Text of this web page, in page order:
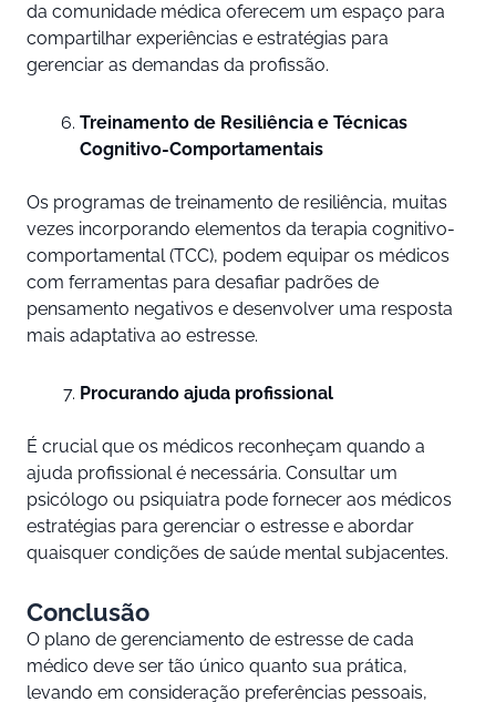
da comunidade médica oferecem um espaço para
compartilhar experiências e estratégias para
gerenciar as demandas da profissão.
Treinamento de Resiliência e Técnicas
Cognitivo-Comportamentais
Os programas de treinamento de resiliência, muitas
vezes incorporando elementos da terapia cognitivo-
comportamental (TCC), podem equipar os médicos
com ferramentas para desafiar padrões de
pensamento negativos e desenvolver uma resposta
mais adaptativa ao estresse.
Procurando ajuda profissional
É crucial que os médicos reconheçam quando a
ajuda profissional é necessária. Consultar um
psicólogo ou psiquiatra pode fornecer aos médicos
estratégias para gerenciar o estresse e abordar
quaisquer condições de saúde mental subjacentes.
Conclusão
O plano de gerenciamento de estresse de cada
médico deve ser tão único quanto sua prática,
levando em consideração preferências pessoais,